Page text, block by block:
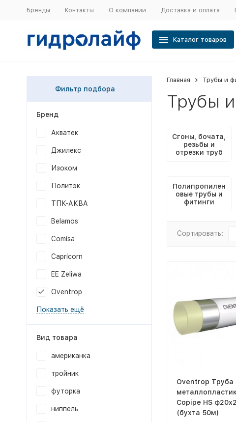
Бренды Контакты О компании Доставка и оплата
Каталог товаров
Главная Трубы и
Трубы
Сгоны, бочата,
резьбы и
отрезки труб
Полипропилен
овые трубы и
фитинги
Сортировать:
Oventrop Труба
Copipe HS
(бухта 50м)
Фильтр подбора
Бренд
Акватек
Джилекс
Изоком
Политэк
ТПК-АКВА
Belamos
Comisa
Capricorn
EE Zeliwa
Oventrop
Показать ещё
Вид товара
американка
тройник
футорка
ниппель